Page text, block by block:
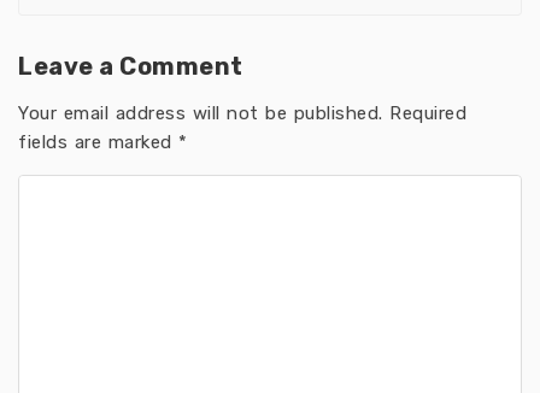
Leave a Comment
Your email address will not be published. Required
fields are marked *